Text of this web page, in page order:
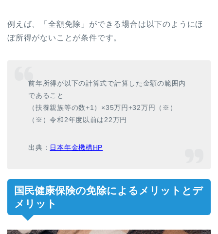
例えば、「全額免除」ができる場合は以下のようにほ
ぼ所得がないことが条件です。
前年所得が以下の計算式で計算した金額の範囲内
であること
（扶養親族等の数+1）×35万円+32万円（※）
（※）令和2年度以前は22万円
出典： 日本年金機構HP
国民健康保険の免除によるメリットとデ
メリット